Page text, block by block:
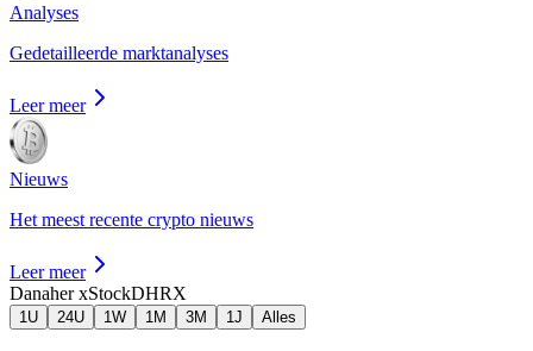
Analyses
Gedetailleerde marktanalyses
Leer meer
Nieuws
Het meest recente crypto nieuws
Leer meer
Danaher xStockDHRX
1U 24U 1W 1M 3M 1J Alles